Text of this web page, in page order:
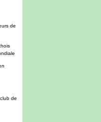
de
de